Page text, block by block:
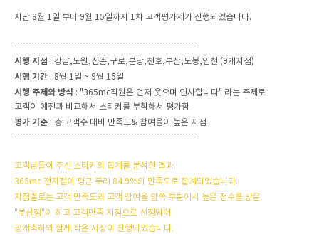
지난 8월 1일 부터 9월 15일까지 1차 고객평가제가 진행되었습니다.
----------------------------------------------------------------
시행 지점 : 강남,노원,신촌,구로,분당,천호,부산,도봉,인천 (9개지점)
시행 기간 : 8월 1일 ~ 9월 15일
시행 주제와 방식 : "365mc직원은 먼저 웃으며 인사합니다" 라는 주제로
고객이 예전과 비교해서 스티커를 부착해서 평가함
평가 기준 : 총 고객수 대비 만족도& 참여율이 높은 지점
----------------------------------------------------------------
고객님들이 주신 스티커의 합계를 분석한 결과
365mc 전지점이 평균 무려 84.9%의 만족도로 집계되었습니다.
지점별로는 고객 만족도와 고객 참여율 양쪽 부분에서 높은 점수를 받은
"부산점"이 최고 고객만족 지점으로 선정되어
공개축하와 함께 작은 시상이 진행되었습니다.